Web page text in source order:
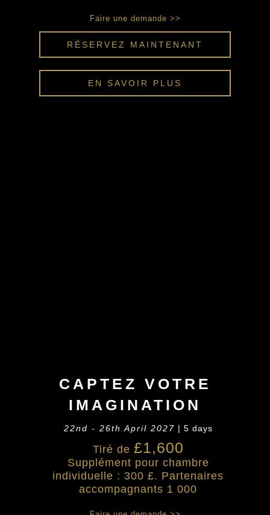
Faire une demande >>
RÉSERVEZ MAINTENANT
EN SAVOIR PLUS
CAPTEZ VOTRE
IMAGINATION
22nd - 26th April 2027 | 5 days
Tiré de £1,600
Supplément pour chambre
individuelle : 300 £. Partenaires
accompagnants 1 000